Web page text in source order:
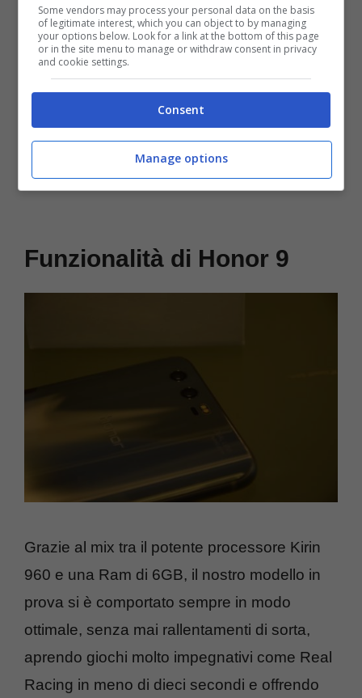
Funzionalità di Honor 9
Grazie al mix tra il potente processore Kirin
960 e una Ram di 6GB, il nostro modello in
prova si è comportato sempre in modo
ottimale, senza mai rallentamenti di sorta,
aprendo giochi molto impegnativi come Real
Racing in meno di dieci secondi e offrendo
Some vendors may process your personal data on the basis
of legitimate interest, which you can object to by managing
your options below. Look for a link at the bottom of this page
or in the site menu to manage or withdraw consent in privacy
and cookie settings.
Consent
Manage options